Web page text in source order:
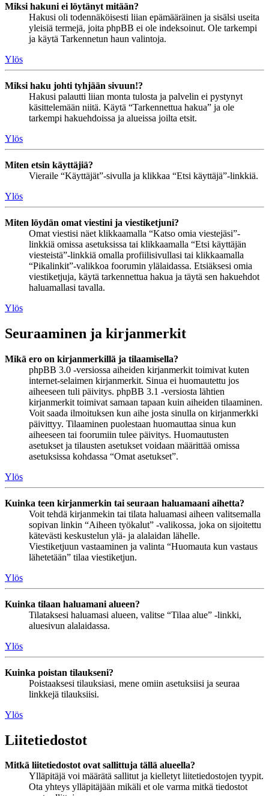
Miksi hakuni ei löytänyt mitään?
Hakusi oli todennäköisesti liian epämääräinen ja sisälsi useita
yleisiä termejä, joita phpBB ei ole indeksoinut. Ole tarkempi
ja käytä Tarkennetun haun valintoja.
Ylös
Miksi haku johti tyhjään sivuun!?
Hakusi palautti liian monta tulosta ja palvelin ei pystynyt
käsittelemään niitä. Käytä “Tarkennettua hakua” ja ole
tarkempi hakuehdoissa ja alueissa joilta etsit.
Ylös
Miten etsin käyttäjiä?
Vieraile “Käyttäjät”-sivulla ja klikkaa “Etsi käyttäjä”-linkkiä.
Ylös
Miten löydän omat viestini ja viestiketjuni?
Omat viestisi näet klikkaamalla “Katso omia viestejäsi”-
linkkiä omissa asetuksissa tai klikkaamalla “Etsi käyttäjän
viesteistä”-linkkiä omalla profiilisivullasi tai klikkaamalla
“Pikalinkit”-valikkoa foorumin ylälaidassa. Etsiäksesi omia
viestiketjuja, käytä tarkennettua hakua ja täytä sen hakuehdot
haluamallasi tavalla.
Ylös
Seuraaminen ja kirjanmerkit
Mikä ero on kirjanmerkillä ja tilaamisella?
phpBB 3.0 -versiossa aiheiden kirjanmerkit toimivat kuten
internet-selaimen kirjanmerkit. Sinua ei huomautettu jos
aiheeseen tuli päivitys. phpBB 3.1 -versiosta lähtien
kirjanmerkit toimivat samaan tapaan kuin aiheiden tilaaminen.
Voit saada ilmoituksen kun aihe josta sinulla on kirjanmerkki
päivittyy. Tilaaminen puolestaan huomauttaa sinua kun
aiheeseen tai foorumiin tulee päivitys. Huomautusten
asetukset ja tilausten asetukset voidaan määrittää omissa
asetuksissa kohdassa “Omat asetukset”.
Ylös
Kuinka teen kirjanmerkin tai seuraan haluamaani aihetta?
Voit tehdä kirjanmekin tai tilata haluamasi aiheen valitsemalla
sopivan linkin “Aiheen työkalut” -valikossa, joka on sijoitettu
kätevästi keskustelun ylä- ja alalaidan lähelle.
Viestiketjuun vastaaminen ja valinta “Huomauta kun vastaus
lähetetään” tilaa viestiketjun.
Ylös
Kuinka tilaan haluamani alueen?
Tilataksesi haluamasi alueen, valitse “Tilaa alue” -linkki,
aluesivun alalaidassa.
Ylös
Kuinka poistan tilaukseni?
Poistaaksesi tilauksiasi, mene omiin asetuksiisi ja seuraa
linkkejä tilauksiisi.
Ylös
Liitetiedostot
Mitkä liitetiedostot ovat sallittuja tällä alueella?
Ylläpitäjä voi määrätä sallitut ja kielletyt liitetiedostojen tyypit.
Ota yhteys ylläpitäjään mikäli et ole varma mitkä tiedostot